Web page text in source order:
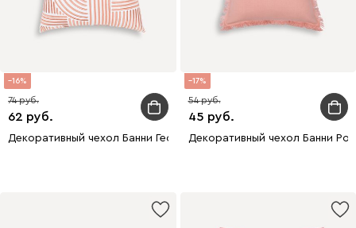
16
62
74
Декоративный чехол Банни Геометрия 45x45
17
45
54
Декоративный чехол Банни